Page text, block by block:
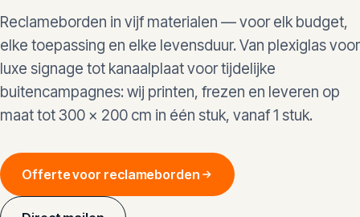
Reclameborden in vijf materialen — voor elk budget,
elke toepassing en elke levensduur. Van plexiglas voor
luxe signage tot kanaalplaat voor tijdelijke
buitencampagnes: wij printen, frezen en leveren op
maat tot 300 × 200 cm in één stuk, vanaf 1 stuk.
Offerte voor reclameborden